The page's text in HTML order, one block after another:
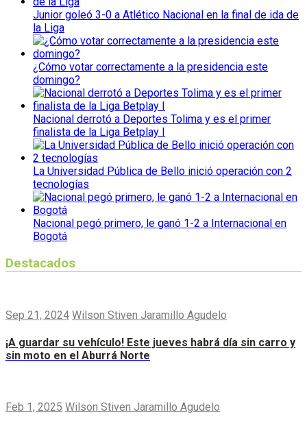
Junior goleó 3-0 a Atlético Nacional en la final de ida de
la Liga
¿Cómo votar correctamente a la presidencia este
domingo?
Nacional derrotó a Deportes Tolima y es el primer
finalista de la Liga Betplay I
La Universidad Pública de Bello inició operación con 2
tecnologías
Nacional pegó primero, le ganó 1-2 a Internacional en
Bogotá
Destacados
Sep 21, 2024 Wilson Stiven Jaramillo Agudelo
¡A guardar su vehículo! Este jueves habrá día sin carro y
sin moto en el Aburrá Norte
Feb 1, 2025 Wilson Stiven Jaramillo Agudelo